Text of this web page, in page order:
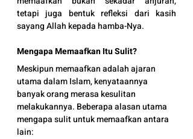
tetapi juga bentuk refleksi dari kasih
sayang Allah kepada hamba-Nya.
Mengapa Memaafkan Itu Sulit?
Meskipun memaafkan adalah ajaran
utama dalam Islam, kenyataannya
banyak orang merasa kesulitan
melakukannya. Beberapa alasan utama
mengapa sulit untuk memaafkan antara
lain: